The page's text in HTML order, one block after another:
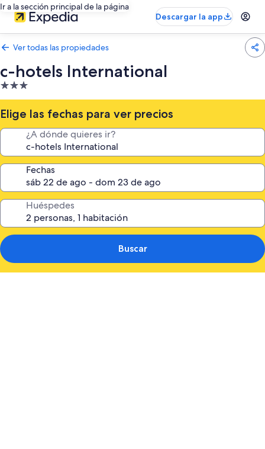
Ir a la sección principal de la página
Descargar la app
Ver todas las propiedades
c-hotels International
Propiedad
de
3.0
estrellas
Elige las fechas para ver precios
¿A dónde quieres ir?
Fechas
Huéspedes
Buscar